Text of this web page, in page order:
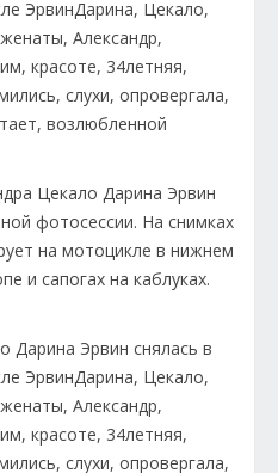
Цекало Дарина Эрвин
фотосессии. На снимках
на мотоцикле в нижнем
и сапогах на каблуках.